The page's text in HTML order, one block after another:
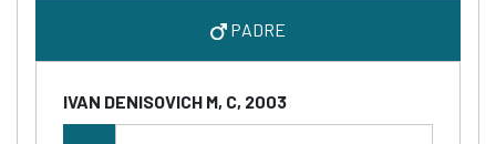
PADRE
IVAN DENISOVICH M, C, 2003